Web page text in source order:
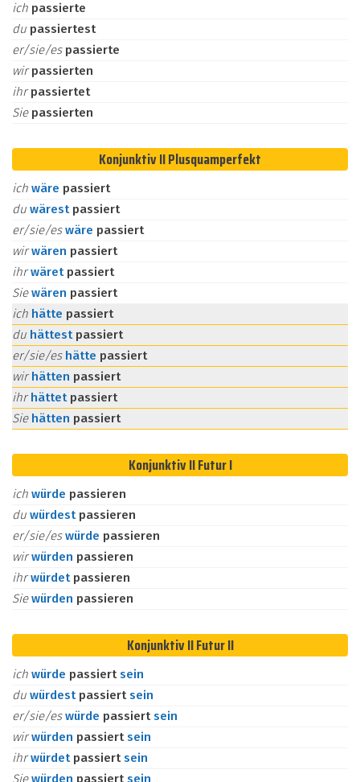
ich passierte
du passiertest
er/sie/es passierte
wirpassierten
ihrpassiertet
Sie passierten
Konjunktiv II Plusquamperfekt
ich wäre passiert
du wärest passiert
er/sie/eswäre passiert
wirwären passiert
ihrwäret passiert
Siewären passiert
ich hätte passiert
du hättest passiert
er/sie/es hätte passiert
wirhätten passiert
ihrhättet passiert
Sie hätten passiert
Konjunktiv II Futur I
ich würde passieren
du würdest passieren
er/sie/eswürde passieren
wirwürden passieren
ihrwürdet passieren
Siewürden passieren
Konjunktiv II Futur II
ich würde passiertsein
du würdest passiertsein
er/sie/eswürde passiertsein
wirwürden passiertsein
ihrwürdet passiertsein
Siewürden passiert sein